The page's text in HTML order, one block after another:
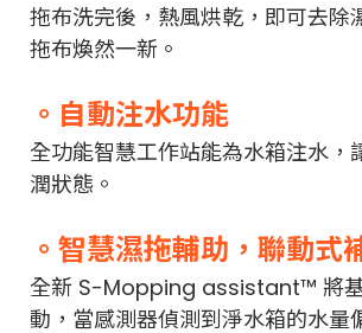
拖布洗完後，熱風烘乾，即可去除
拖布煥然一新。
。自動注水功能
全功能智慧工作站能為水箱注水，
潤狀態。
。智慧濕拖輔助，聯動式
全新 S-Mopping assistant™ 將
動，當感測器偵測到淨水箱的水量